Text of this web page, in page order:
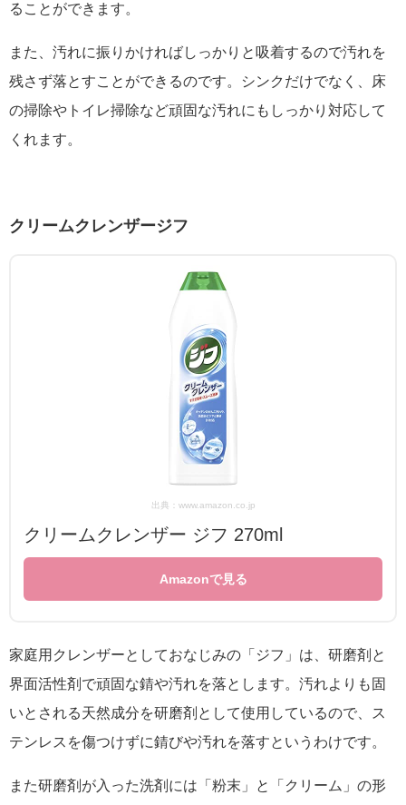
ることができます。
また、汚れに振りかければしっかりと吸着するので汚れを
残さず落とすことができるのです。シンクだけでなく、床
の掃除やトイレ掃除など頑固な汚れにもしっかり対応して
くれます。
クリームクレンザージフ
出典：www.amazon.co.jp
クリームクレンザー ジフ 270ml
Amazonで見る
家庭用クレンザーとしておなじみの「ジフ」は、研磨剤と
界面活性剤で頑固な錆や汚れを落とします。汚れよりも固
いとされる天然成分を研磨剤として使用しているので、ス
テンレスを傷つけずに錆びや汚れを落すというわけです。
また研磨剤が入った洗剤には「粉末」と「クリーム」の形